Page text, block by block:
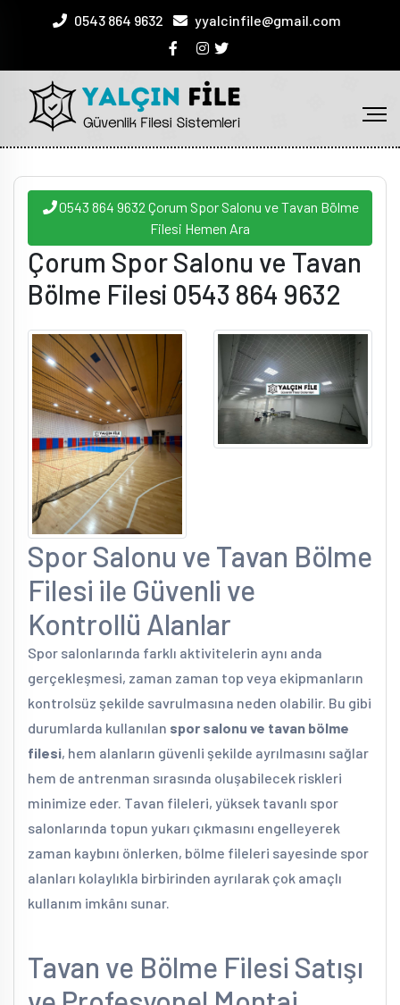
0543 864 9632 yyalcinfile@gmail.com
0543 864 9632 Çorum Spor Salonu ve Tavan Bölme
Filesi Hemen Ara
Çorum Spor Salonu ve Tavan
Bölme Filesi 0543 864 9632
Spor Salonu ve Tavan Bölme
Filesi ile Güvenli ve
Kontrollü Alanlar
Spor salonlarında farklı aktivitelerin aynı anda
gerçekleşmesi, zaman zaman top veya ekipmanların
kontrolsüz şekilde savrulmasına neden olabilir. Bu gibi
durumlarda kullanılan spor salonu ve tavan bölme
filesi, hem alanların güvenli şekilde ayrılmasını sağlar
hem de antrenman sırasında oluşabilecek riskleri
minimize eder. Tavan fileleri, yüksek tavanlı spor
salonlarında topun yukarı çıkmasını engelleyerek
zaman kaybını önlerken, bölme fileleri sayesinde spor
alanları kolaylıkla birbirinden ayrılarak çok amaçlı
kullanım imkânı sunar.
Tavan ve Bölme Filesi Satışı